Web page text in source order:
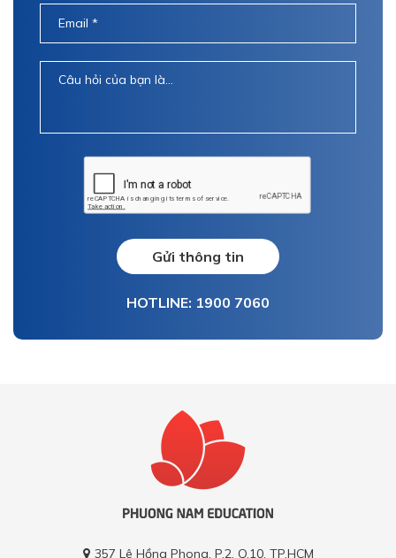
Gửi thông tin
HOTLINE: 1900 7060
357 Lê Hồng Phong, P.2, Q.10, TP.HCM